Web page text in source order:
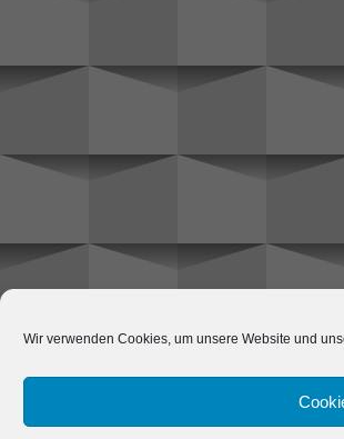
Wir verwenden Cookies, um unsere Website und